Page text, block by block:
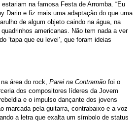
na famosa Festa de Arromba. “Eu
Darin e fiz mais uma adaptação do que uma
de algum objeto caindo na água, na
americanas. Não tem nada a ver
‘tapa que eu levei’, que foram ideias
área do rock, Parei na Contramão foi o
dos compositores líderes da Jovem
e o impulso dançante dos jovens
marcada pela guitarra, contrabaixo e a voz
a letra que exalta um símbolo de status